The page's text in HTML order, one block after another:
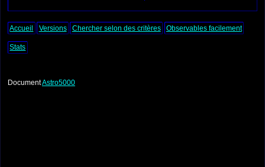
Accueil Versions Chercher selon des critères Observables facilement
Stats
DocumentAstro5000